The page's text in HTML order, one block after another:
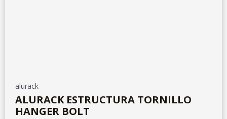
alurack
ALURACK ESTRUCTURA TORNILLO
HANGER BOLT